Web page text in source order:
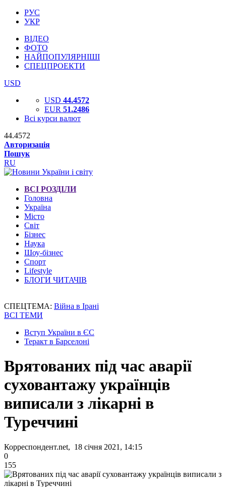
РУС
УКР
ВІДЕО
ФОТО
НАЙПОПУЛЯРНІШІ
СПЕЦПРОЕКТИ
USD
USD 44.4572
EUR 51.2486
Всі курси валют
44.4572
Авторизація
Пошук
RU
ВСІ РОЗДІЛИ
Головна
Україна
Місто
Світ
Бізнес
Наука
Шоу-бізнес
Спорт
Lifestyle
БЛОГИ ЧИТАЧІВ
СПЕЦТЕМА: Війна в Ірані
ВСІ ТЕМИ
Вступ України в ЄС
Теракт в Барселоні
Врятованих під час аварії
суховантажу українців
виписали з лікарні в
Туреччині
Корреспондент.net, 18 січня 2021, 14:15
0
155